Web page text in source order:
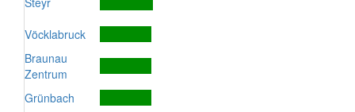
Vöcklabruck
Braunau
Zentrum
Grünbach